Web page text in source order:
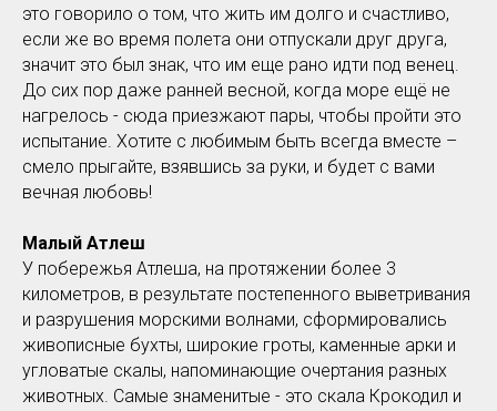
это говорило о том, что жить им долго и счастливо,
если же во время полета они отпускали друг друга,
значит это был знак, что им еще рано идти под венец.
До сих пор даже ранней весной, когда море ещё не
нагрелось - сюда приезжают пары, чтобы пройти это
испытание. Хотите с любимым быть всегда вместе –
смело прыгайте, взявшись за руки, и будет с вами
вечная любовь!
Малый Атлеш
У побережья Атлеша, на протяжении более 3
километров, в результате постепенного выветривания
и разрушения морскими волнами, сформировались
живописные бухты, широкие гроты, каменные арки и
угловатые скалы, напоминающие очертания разных
животных. Самые знаменитые - это скала Крокодил и